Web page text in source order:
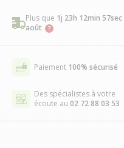
Plus que 1j 23h 12min 57sec
août
Paiement 100% sécurisé
Des spécialistes à votre
écoute au 02 72 88 03 53